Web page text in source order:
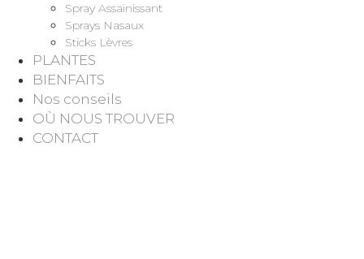
Spray Assainissant
Sprays Nasaux
Sticks Lèvres
PLANTES
BIENFAITS
Nos conseils
OÙ NOUS TROUVER
CONTACT